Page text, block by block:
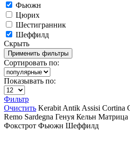
Фьюжн
Цюрих
Шестигранник
Шеффилд
Скрыть
Сортировать по:
Показывать по:
Фильтр
Очистить Kerabit Antik Assisi Cortina
Remo Sardegna Генуя Кельн Матрица
Фокстрот Фьюжн Шеффилд